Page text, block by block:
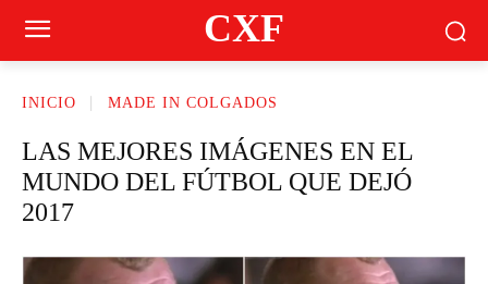
CXF
INICIO MADE IN COLGADOS
LAS MEJORES IMÁGENES EN EL
MUNDO DEL FÚTBOL QUE DEJÓ
2017